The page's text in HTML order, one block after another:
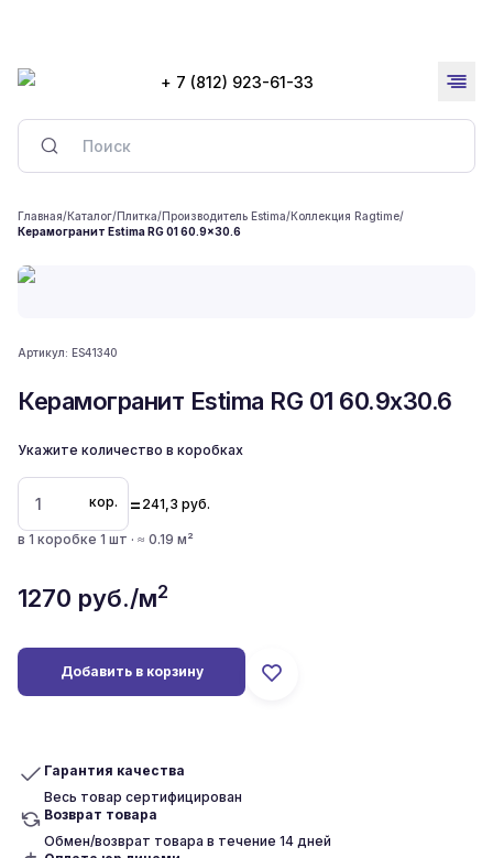
+ 7 (812) 923-61-33
Главная/Каталог/Плитка/Производитель Estima/Коллекция Ragtime/
Керамогранит Estima RG 01 60.9x30.6
Артикул: ES41340
Керамогранит Estima RG 01 60.9x30.6
Укажите количество в коробках
кор. = 241,3 руб.
в 1 коробке 1 шт · ≈ 0.19 м²
1270 руб./м2
Добавить в корзину
Гарантия качества
Весь товар сертифицирован
Возврат товара
Обмен/возврат товара в течение 14 дней